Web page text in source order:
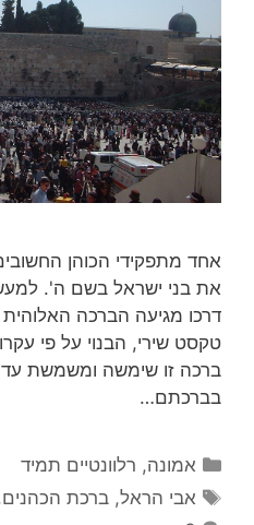
אחד מתפקידי הכוהן
את בני ישראל בשם ה'.
דרכו מגיעה הברכה
טקסט שירי, הבנוי על פי
ברכה זו שימשה ומשמשת עד
בברכתם…
קטגוריות
אמונה, רלוונטיים תמיד
תגיות
אבי הראל,ברכת הכהנים